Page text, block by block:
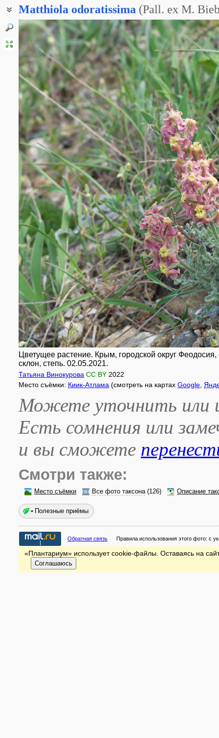
Matthiola odoratissima (Pall. ex M.
Левкой ароматнейший
Левкой крымский
Цветущее растение. Крым, городской округ
склон, степь. 02.05.2021.
Татьяна Винокурова CC BY 2022
Место съёмки: Киик-Атлама (смотреть на картах Google
Можете уточнить или
Есть сомнения или
и вы сможете
Смотри также:
Место съёмки Все фото таксона(126) Описание
Полезные приёмы
Обратная связь Правила использования этого фото: с
«Плантариум» использует cookie-файлы. Оставаясь на
Соглашаюсь